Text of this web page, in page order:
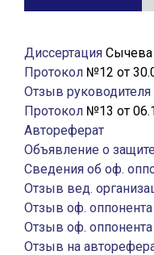
Диссертация Сычева
Протокол №12 от
Отзыв руководителя
Протокол №13 от
Автореферат
Объявление о защите
Сведения об оф.
Отзыв вед.
Отзыв оф. оппонента
Отзыв оф. оппонента
Отзыв на